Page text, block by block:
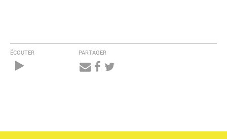
ÉCOUTER PARTAGER